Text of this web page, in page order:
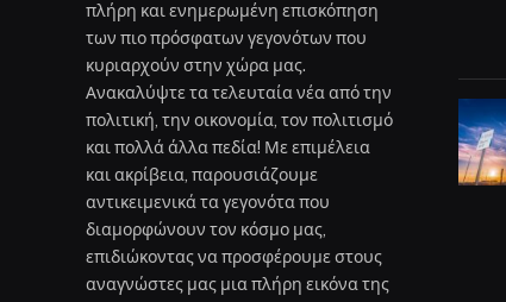
πλήρη και ενημερωμένη επισκόπηση
των πιο πρόσφατων γεγονότων που
κυριαρχούν στην χώρα μας.
Ανακαλύψτε τα τελευταία νέα από την
πολιτική, την οικονομία, τον πολιτισμό
και πολλά άλλα πεδία! Με επιμέλεια
και ακρίβεια, παρουσιάζουμε
αντικειμενικά τα γεγονότα που
διαμορφώνουν τον κόσμο μας,
επιδιώκοντας να προσφέρουμε στους
αναγνώστες μας μια πλήρη εικόνα της